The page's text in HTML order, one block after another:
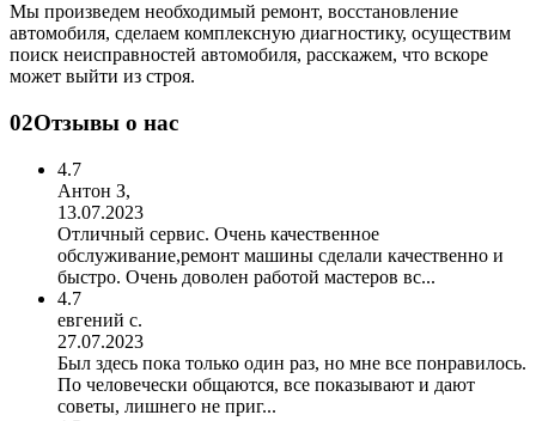
Мы произведем необходимый ремонт, восстановление
автомобиля, сделаем комплексную диагностику, осуществим
поиск неисправностей автомобиля, расскажем, что вскоре
может выйти из строя.
02Отзывы о нас
4.7
Антон З,
13.07.2023
Отличный сервис. Очень качественное
обслуживание,ремонт машины сделали качественно и
быстро. Очень доволен работой мастеров вс...
4.7
евгений с.
27.07.2023
Был здесь пока только один раз, но мне все понравилось.
По человечески общаются, все показывают и дают
советы, лишнего не приг...